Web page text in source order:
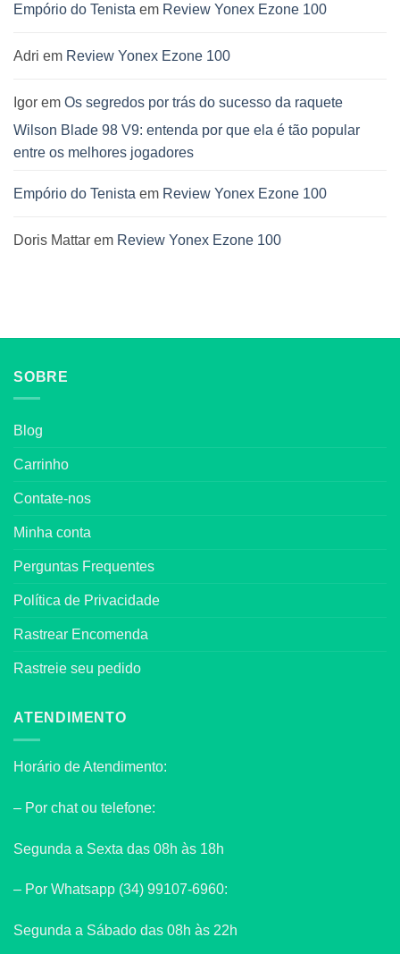
Empório do Tenista em Review Yonex Ezone 100
Adri em Review Yonex Ezone 100
Igor em Os segredos por trás do sucesso da raquete
Wilson Blade 98 V9: entenda por que ela é tão popular
entre os melhores jogadores
Empório do Tenista em Review Yonex Ezone 100
Doris Mattar em Review Yonex Ezone 100
SOBRE
Blog
Carrinho
Contate-nos
Minha conta
Perguntas Frequentes
Política de Privacidade
Rastrear Encomenda
Rastreie seu pedido
ATENDIMENTO
Horário de Atendimento:
– Por chat ou telefone:
Segunda a Sexta das 08h às 18h
– Por Whatsapp (34) 99107-6960:
Segunda a Sábado das 08h às 22h